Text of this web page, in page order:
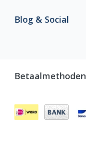
Blog & Social
Betaalmethoden